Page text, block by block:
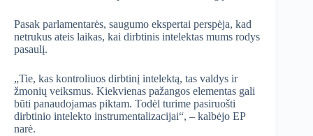
Pasak parlamentarės, saugumo ekspertai perspėja, kad
netrukus ateis laikas, kai dirbtinis intelektas mums rodys
pasaulį.
„Tie, kas kontroliuos dirbtinį intelektą, tas valdys ir
žmonių veiksmus. Kiekvienas pažangos elementas gali
būti panaudojamas piktam. Todėl turime pasiruošti
dirbtinio intelekto instrumentalizacijai“, – kalbėjo EP
narė.